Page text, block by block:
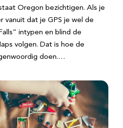
Oregon bezichtigen. Als je
vanuit dat je GPS je wel de
intypen en blind de
volgen. Dat is hoe de
doen.…